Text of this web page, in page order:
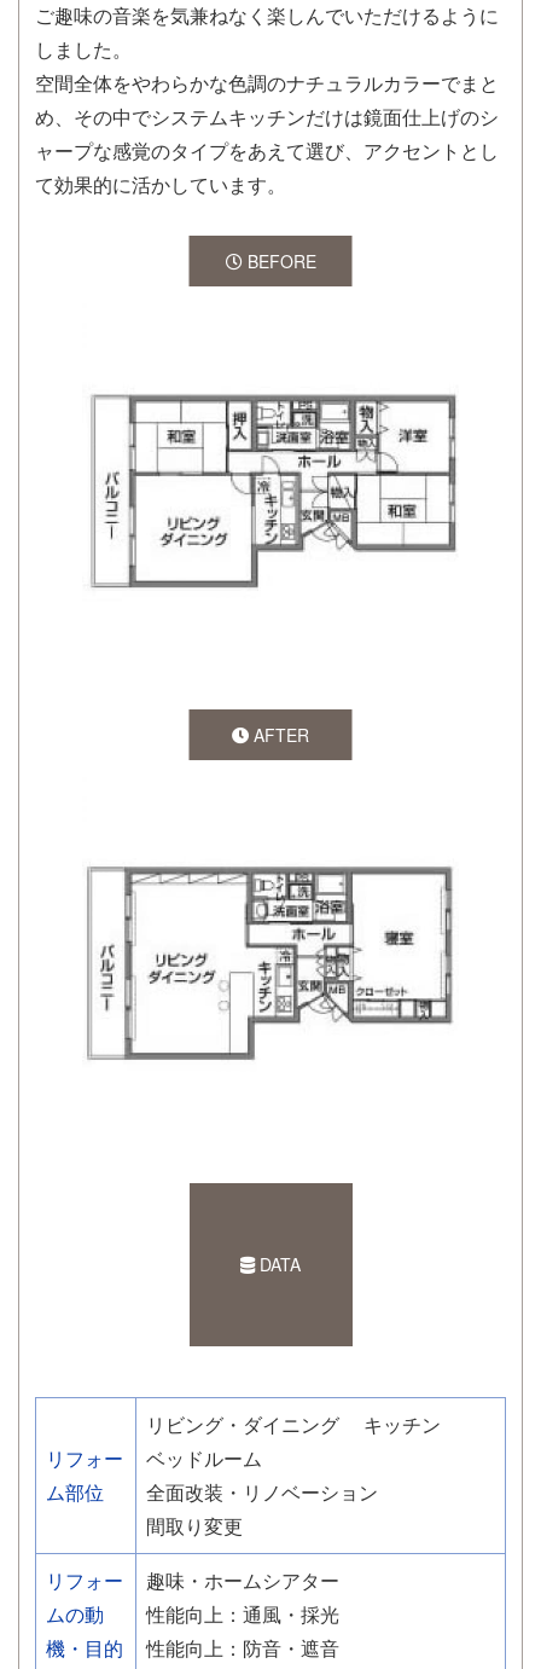
ご趣味の音楽を気兼ねなく楽しんでいただけるように
しました。
空間全体をやわらかな色調のナチュラルカラーでまと
め、その中でシステムキッチンだけは鏡面仕上げのシ
ャープな感覚のタイプをあえて選び、アクセントとし
て効果的に活かしています。
BEFORE
AFTER
DATA
リフォー
ム部位
リビング・ダイニング
キッチン
ベッドルーム
全面改装・リノベーション
間取り変更
リフォー
ムの動
機・目的
趣味・ホームシアター
性能向上：通風・採光
性能向上：防音・遮音